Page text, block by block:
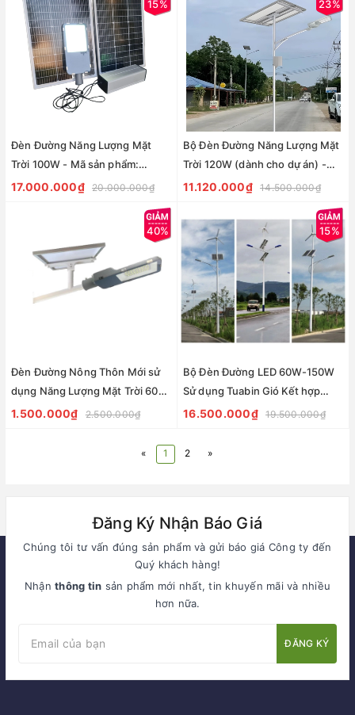
15%
Đèn Đường Năng Lượng Mặt
Trời 100W - Mã sản phẩm:
ZPCS-100-CC ZALAA
17.000.000₫ 20.000.000₫
23%
Bộ Đèn Đường Năng Lượng Mặt
Trời 120W (dành cho dự án) -
Mã sản phẩm ZSL-100AH-120W
11.120.000₫ 14.500.000₫
40%
Đèn Đường Nông Thôn Mới sử
dụng Năng Lượng Mặt Trời 60W
ZSTS-60GG ZALAA
1.500.000₫ 2.500.000₫
15%
Bộ Đèn Đường LED 60W-150W
Sử dụng Tuabin Gió Kết hợp
Năng Lượng Mặt Trời, Mắc Song
chiếu sáng
16.500.000₫ 19.500.000₫
« 1 2 »
Đăng Ký Nhận Báo Giá
Chúng tôi tư vấn đúng sản phẩm và gửi báo giá Công ty đến
Quý khách hàng!
Nhậnthông tin sản phẩm mới nhất, tin khuyến mãi và nhiều
hơn nữa.
ĐĂNG KÝ